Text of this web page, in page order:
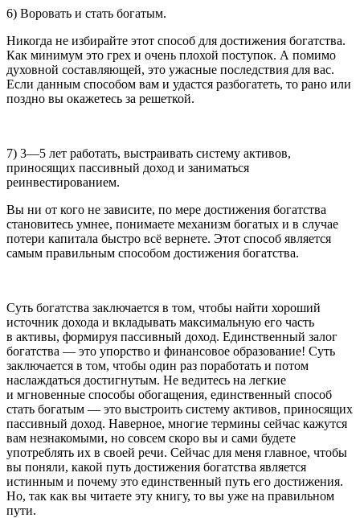
6) Воровать и стать богатым.
Никогда не избирайте этот способ для достижения богатства.
Как минимум это грех и очень плохой поступок. А помимо
духовной составляющей, это ужасные последствия для вас.
Если данным способом вам и удастся разбогатеть, то рано или
поздно вы окажетесь за решеткой.
7) 3—5 лет работать, выстраивать систему активов,
приносящих пассивный доход и заниматься
реинвестированием.
Вы ни от кого не зависите, по мере достижения богатства
становитесь умнее, понимаете механизм богатых и в случае
потери капитала быстро всё вернете. Этот способ является
самым правильным способом достижения богатства.
Суть богатства заключается в том, чтобы найти хороший
источник дохода и вкладывать максимальную его часть
в активы, формируя пассивный доход. Единственный залог
богатства — это упорство и финансовое образование! Суть
заключается в том, чтобы один раз поработать и потом
наслаждаться достигнутым. Не ведитесь на легкие
и мгновенные способы обогащения, единственный способ
стать богатым — это выстроить систему активов, приносящих
пассивный доход. Наверное, многие термины сейчас кажутся
вам незнакомыми, но совсем скоро вы и сами будете
употреблять их в своей речи. Сейчас для меня главное, чтобы
вы поняли, какой путь достижения богатства является
истинным и почему это единственный путь его достижения.
Но, так как вы читаете эту книгу, то вы уже на правильном
пути.